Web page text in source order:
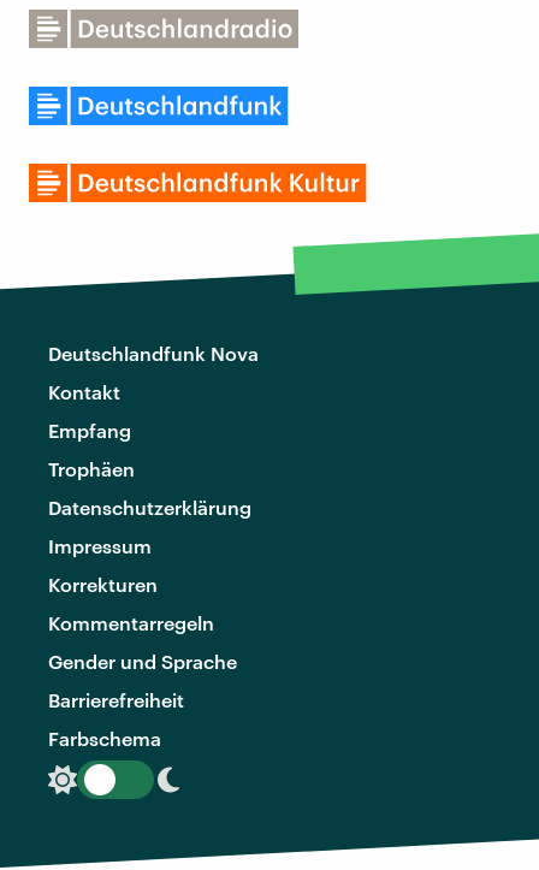
Deutschlandfunk Nova
Kontakt
Empfang
Trophäen
Datenschutzerklärung
Impressum
Korrekturen
Kommentarregeln
Gender und Sprache
Barrierefreiheit
Farbschema